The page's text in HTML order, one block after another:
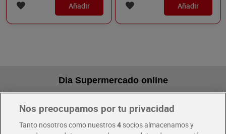
Añadir Añadir
Dia Supermercado online
Pide hoy, recibe hoy
Nos preocupamos por tu privacidad
Tanto nosotros como nuestros4socios almacenamos y